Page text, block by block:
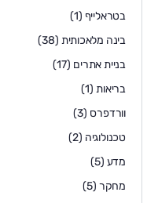
בטראלייף (1)
בינה מלאכותית (38)
בניית אתרים (17)
בריאות(1)
וורדפרס (3)
טכנולוגיה (2)
מדע (5)
מחקר (5)